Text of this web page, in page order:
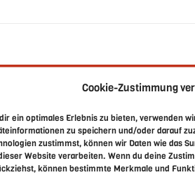
Cookie-Zustimmung
ein optimales Erlebnis zu bieten, verwenden
zu speichern und/oder darauf
zustimmst, können wir Daten wie das
Website verarbeiten. Wenn du deine
können bestimmte Merkmale und
Termine
Training Spopi Präzision;